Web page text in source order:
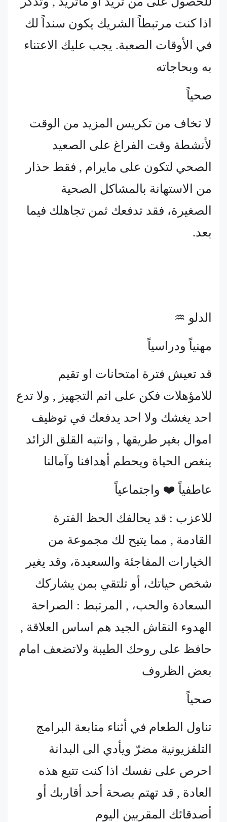
اذا كنت مرتبطاً الشريك يكون سنداً لك
في الأوقات الصعبة. يجب عليك الاعتناء
به وبحاجاته
صحياً
لا تخاف من تكريس المزيد من الوقت
لأنشطة وقت الفراغ على الصعيد
الصحي لتكون على مايرام , فقط حذار
من الاستهانة بالمشاكل الصحية
الصغيرة، فقد تدفعك ثمن تجاهلك فيما
بعد.
الدلو ♒
مهنياً ودراسياً
قد تعيش فترة امتحانات او تقيم
للامؤهلات فكن على اتم التجهيز , ولا تدع
احد يغشك ولا احد يدفعك في توظيف
اموال بغير طريقها , وانتبه القلق الزائد
ينغص الحياة ويحطم أهدافنا وآمالنا
عاطفياً ❤️ واجتماعياً
للاعزب : قد يحالفك الحظ الفترة
القادمة , مما يتيح لك مجموعة من
الخيارات المفاجئة والسعيدة، وقد يغير
شخص حياتك، أو تلتقي بمن يشاركك
السعادة والحب، , المرتبط : الصراحة
الهدوء النقاش الجيد هم اساس العلاقة ,
حافظ على روحك الطيبة ولاتضعف امام
بعض الظروف
صحياً
تناول الطعام في أثناء متابعة البرامج
التلفزيونية مضرّ ويأدي الى البدانة
احرص على نفسك اذا كنت تتبع هذه
العادة , قد تهتم بصحة أحد أقاربك أو
أصدقائك المقربين اليوم